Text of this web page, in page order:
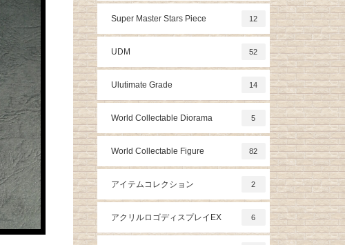
Super Master Stars Piece 12
UDM 52
Ulutimate Grade 14
World Collectable Diorama 5
World Collectable Figure 82
アイテムコレクション 2
アクリルロゴディスプレイEX 6